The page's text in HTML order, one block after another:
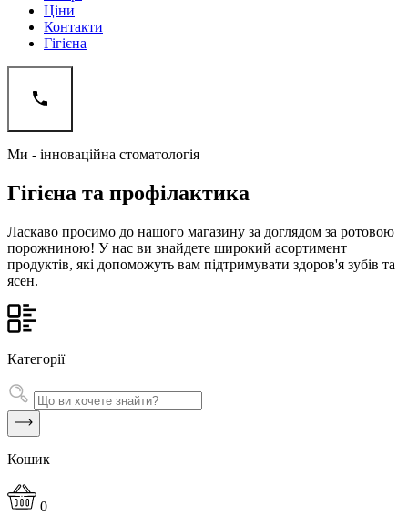
Ціни
Контакти
Гігієна
Ми - інноваційна стоматологія
Гігієна та профілактика
Ласкаво просимо до нашого магазину за доглядом за ротовою
порожниною! У нас ви знайдете широкий асортимент
продуктів, які допоможуть вам підтримувати здоров'я зубів та
ясен.
Категорії
Кошик
0